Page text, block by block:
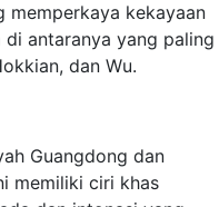
memperkaya kekayaan
antaranya yang paling
dan Wu.
Guangdong dan
memiliki ciri khas